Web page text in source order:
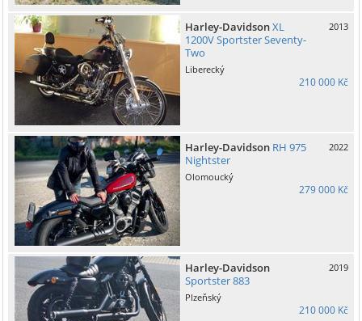
Harley-DavidsonXL
1200V Sportster Seventy-
Two
2013
Liberecký
210 000 Kč
Harley-Davidson RH 975
Nightster
2022
Olomoucký
279 000 Kč
Harley-Davidson
Sportster 883
2019
Plzeňský
210 000 Kč